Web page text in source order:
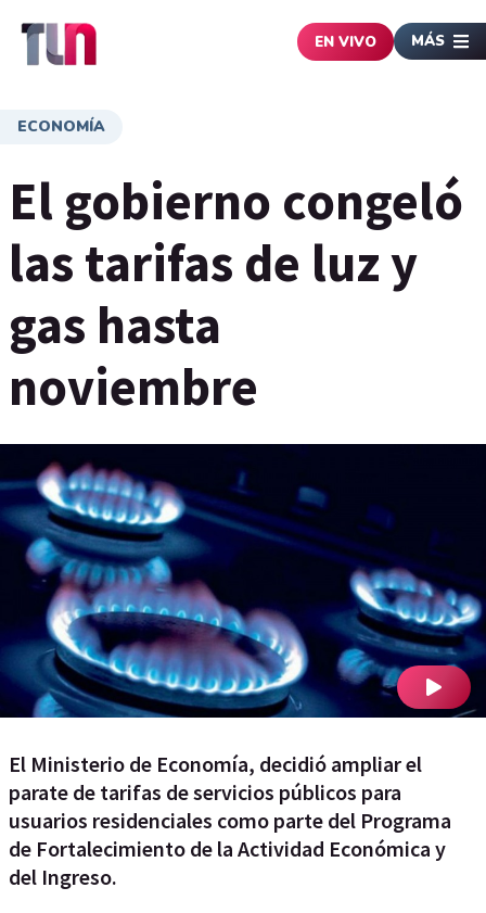
EN VIVO MÁS
ECONOMÍA
El gobierno congeló
las tarifas de luz y
gas hasta
noviembre
El Ministerio de Economía, decidió ampliar el
parate de tarifas de servicios públicos para
usuarios residenciales como parte del Programa
de Fortalecimiento de la Actividad Económica y
del Ingreso.